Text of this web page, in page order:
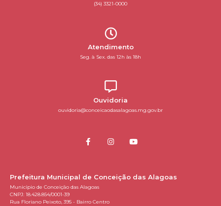
(34) 3321-0000
Atendimento
Seg. à Sex. das 12h às 18h
Ouvidoria
ouvidoria@conceicaodasalagoas.mg.gov.br
Prefeitura Municipal de Conceição das Alagoas
Município de Conceição das Alagoas
CNPJ: 18.428.854/0001-39
Rua Floriano Peixoto, 395 - Bairro Centro